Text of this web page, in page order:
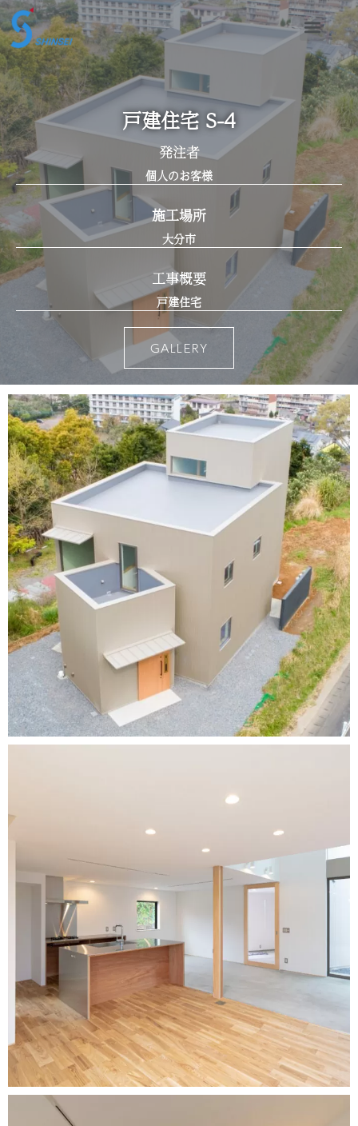
戸建住宅 S-4
発注者
個人のお客様
施工場所
大分市
工事概要
戸建住宅
GALLERY